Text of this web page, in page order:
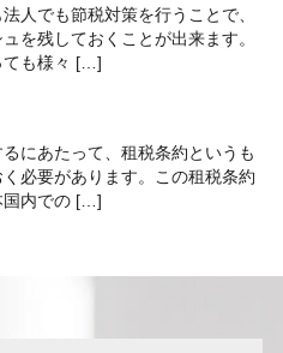
人でも節税対策を行うことで、
を残しておくことが出来ます。
ても様々 […]
にあたって、租税条約というも
必要があります。この租税条約
国内での […]